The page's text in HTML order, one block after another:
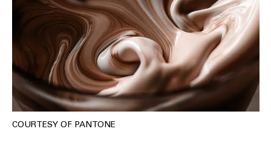
COURTESY OF PANTONE